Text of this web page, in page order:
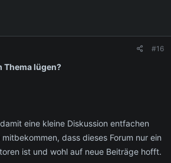
#16
Thema lügen?
eine kleine Diskussion entfachen
dass dieses Forum nur ein
ist und wohl auf neue Beiträge hofft.